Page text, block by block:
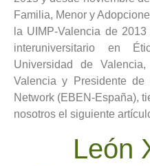
Familia, Menor y
la UIMP-Valencia de
interuniversitario en
Universidad de
Valencia y Presidente
Network (EBEN-España),
nosotros el siguiente
León